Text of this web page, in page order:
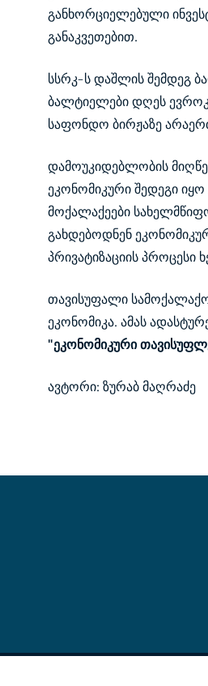
განხორციელებული
განაკვეთებით.
სსრკ-ს დაშლის შემდეგ
ბალტიელები დღეს
საფონდო ბირჟაზე
დამოუკიდებლობის
ეკონომიკური შედეგი
მოქალაქეები
გახდებოდნენ
პრივატიზაციის პროცესი
თავისუფალი
ეკონომიკა. ამას
"ეკონომიკური
ავტორი: ზურაბ მაღრაძე